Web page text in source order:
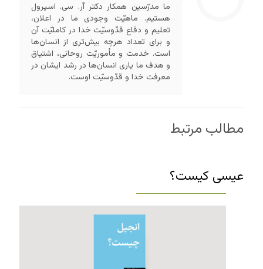
ما مدرّسین همکار دکتر آر. سی. اسپرول
هستیم. ماهیّت وجودی ما در اعلان،
تعلیم و دفاع قدّوسیّت خدا در کاملیّت آن
و برای تعداد هرچه بیش‌تری از انسان‌ها
است. خدمت و مأموریّت روحانی، اشتیاق
و هدف ما یاری انسان‌ها در رشد ایشان در
معرفت خدا و قدّوسیّت اوست.
مطالب مرتبط
عیسی کیست؟